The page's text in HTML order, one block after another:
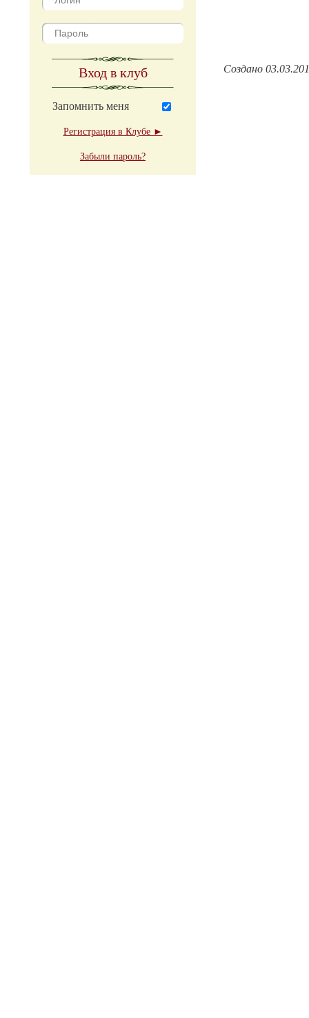
Вход в клуб
Запомнить меня
Регистрация в Клубе ►
Забыли пароль?
Создано